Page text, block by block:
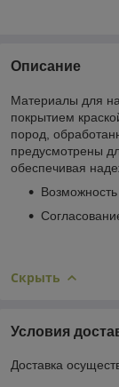
Описание
Материалы для
покрытием
пород,
предусмотрены
обеспечивая
Скрыть
Условия
Доставка